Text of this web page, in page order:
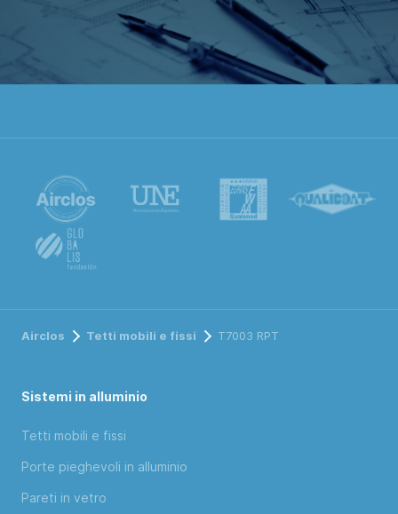
Airclos Tetti mobili e fissi T7003 RPT
Sistemi in alluminio
Tetti mobili e fissi
Porte pieghevoli in alluminio
Pareti in vetro